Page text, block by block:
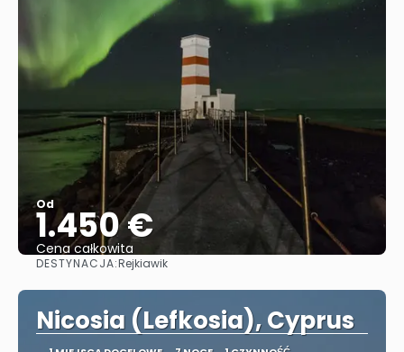
Od
1.450 €
Cena całkowita
DESTYNACJA:Rejkiawik
Nicosia (Lefkosia), Cyprus